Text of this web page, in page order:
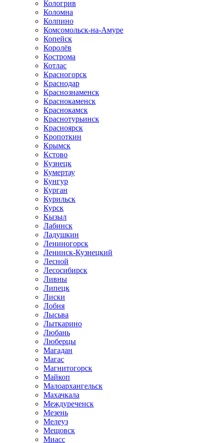
Кологрив
Коломна
Колпино
Комсомольск-на-Амуре
Копейск
Королёв
Кострома
Котлас
Красногорск
Краснодар
Краснознаменск
Краснокаменск
Краснокамск
Краснотурьинск
Красноярск
Кропоткин
Крымск
Кстово
Кузнецк
Кумертау
Кунгур
Курган
Курильск
Курск
Кызыл
Лабинск
Ладушкин
Лениногорск
Ленинск-Кузнецкий
Лесной
Лесосибирск
Ливны
Липецк
Лиски
Лобня
Лысьва
Лыткарино
Любань
Люберцы
Магадан
Магас
Магнитогорск
Майкоп
Малоархангельск
Махачкала
Междуреченск
Мезень
Мелеуз
Мещовск
Миасс